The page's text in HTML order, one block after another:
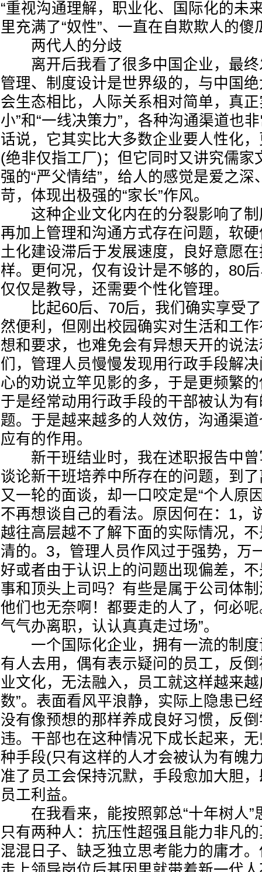
“重视沟通理解，职业化、国际化的未
里充满了“奴性”、一直在自欺欺人的傻
两代人的分歧
离开后我看了很多中国企业，最终
管理、制度设计是世界级的，与中国
会生态相比，人际关系相对简单，真
小”和“一线决策力”，各种沟通渠道
话说，它其实比大多数企业要人性化，
(绝非仅指工厂)；但它同时又讲究儒家
强的“严父情结”，给人的感觉是爱之深
苛，体现出极强的“家长”作风。
这种企业文化内在的分裂影响了制
再加上管理和沟通方式存在问题，软
土化建设滞后于发展速度，良好意愿
样。更何况，仅有设计是不够的，80
仅仅是教导，还需要个性化管理。
比起60后、70后，我们确实享受了
然便利，但刚出校园确实对生活和工
想和要求，也难免会有异想天开的说
们，管理人员慢慢发现用行政手段解
心的劝说立竿见影的多，于是更频繁
于是经常动用行政手段的干部被认为
题。于是越来越多的人效仿，沟通渠
应有的作用。
新干班结业时，我在述职报告中曾
谈论新干班培养中所存在的问题，到
又一轮的面谈，却一口咬定是“个人原
不再想谈自己的看法。原因何在：1，
越往高层越不了解下面的实际情况，
清的。3，管理人员作风过于强势，万
好或者由于认识上的问题出现偏差，
事和顶头上司吗？有些是属于公司体
他们也无奈啊！都要走的人了，何必
气气办离职，认认真真走过场”。
一个国际化企业，拥有一流的制度
有人去用，偶有表示疑问的员工，反
业文化，无法融入，员工就这样越来
数”。表面看风平浪静，实际上隐患已
没有像预想的那样养成良好习惯，反
违。干部也在这种情况下成长起来，
种手段(只有这样的人才会被认为有魄
准了员工会保持沉默，手段愈加大胆
员工利益。
在我看来，能按照郭总“十年树人”
只有两种人：抗压性超强且能力非凡
混混日子、缺乏独立思考能力的庸才